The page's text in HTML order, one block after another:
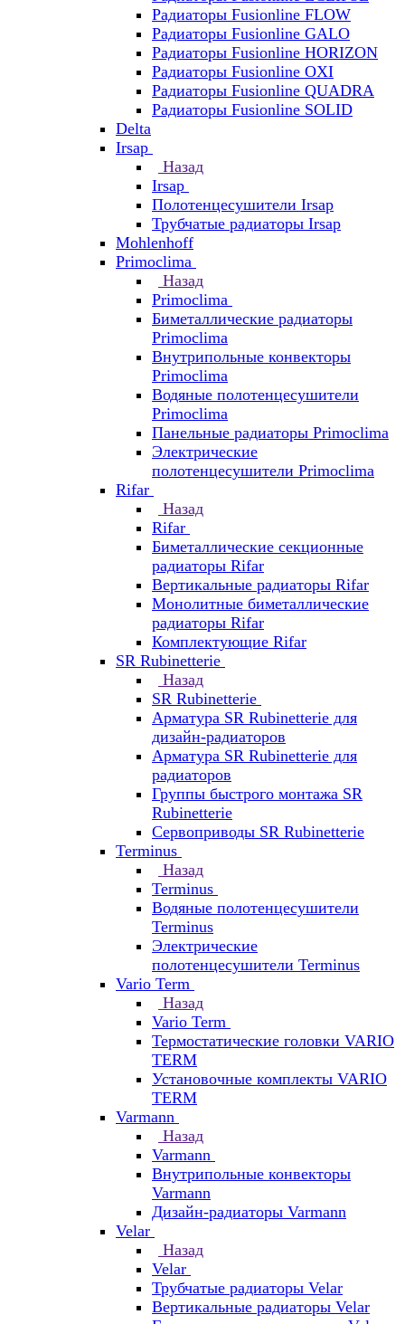
Радиаторы Fusionline FLOW
Радиаторы Fusionline GALO
Радиаторы Fusionline HORIZON
Радиаторы Fusionline OXI
Радиаторы Fusionline QUADRA
Радиаторы Fusionline SOLID
Delta
Irsap
Назад
Irsap
Полотенцесушители Irsap
Трубчатые радиаторы Irsap
Mohlenhoff
Primoclima
Назад
Primoclima
Биметаллические радиаторы
Primoclima
Внутрипольные конвекторы
Primoclima
Водяные полотенцесушители
Primoclima
Панельные радиаторы Primoclima
Электрические
полотенцесушители Primoclima
Rifar
Назад
Rifar
Биметаллические секционные
радиаторы Rifar
Вертикальные радиаторы Rifar
Монолитные биметаллические
радиаторы Rifar
Комплектующие Rifar
SR Rubinetterie
Назад
SR Rubinetterie
Арматура SR Rubinetterie для
дизайн-радиаторов
Арматура SR Rubinetterie для
радиаторов
Группы быстрого монтажа SR
Rubinetterie
Сервоприводы SR Rubinetterie
Terminus
Назад
Terminus
Водяные полотенцесушители
Terminus
Электрические
полотенцесушители Terminus
Vario Term
Назад
Vario Term
Термостатические головки VARIO
TERM
Установочные комплекты VARIO
TERM
Varmann
Назад
Varmann
Внутрипольные конвекторы
Varmann
Дизайн-радиаторы Varmann
Velar
Назад
Velar
Трубчатые радиаторы Velar
Вертикальные радиаторы Velar